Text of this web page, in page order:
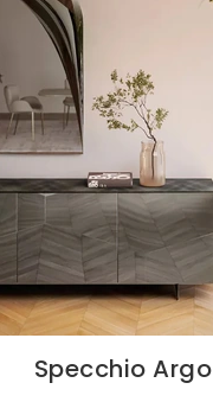
Specchio Argo